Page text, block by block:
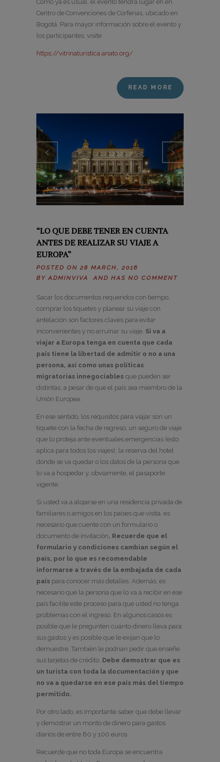
Como ya es usual, el evento tendrá lugar en en
Centro de Convenciones de Corferias, ubicado en
Bogotá. Para mayor información sobre el evento y
los participantes, visite
https://vitrinaturistica.anato.org/
READ MORE
Previo
us
Next
“LO QUE DEBE TENER EN CUENTA
ANTES DE REALIZAR SU VIAJE A
EUROPA”
POSTED ON 28 MARCH, 2016
BYADMINVIVA AND HAS NO COMMENT
Sacar los documentos requeridos con tiempo,
comprar los tiquetes y planear su viaje con
antelación son factores claves para evitar
inconvenientes y no arruinar su viaje. Si va a
viajar a Europa tenga en cuenta que cada
país tiene la libertad de admitir o no a una
persona, así como unas políticas
migratorias innegociables que pueden ser
distintas, a pesar de que el país sea miembro de la
Unión Europea.
En ese sentido, los requisitos para viajar son un
tiquete con la fecha de regreso, un seguro de viaje
que lo proteja ante eventuales emergencias (esto
aplica para todos los viajes), la reserva del hotel
donde se va quedar o los datos de la persona que
lo va a hospedar y, obviamente, el pasaporte
vigente.
Si usted va a alojarse en una residencia privada de
familiares o amigos en los países que visita, es
necesario que cuente con un formulario o
documento de invitación. Recuerde que el
formulario y condiciones cambian según el
país, por lo que es recomendable
informarse a través de la embajada de cada
país para conocer más detalles. Además, es
necesario que la persona que lo va a recibir en ese
país facilite este proceso para que usted no tenga
problemas con el ingreso. En algunos casos es
posible que le pregunten cuánto dinero lleva para
sus gastos y es posible que le exijan que lo
demuestre. También le podrían pedir que enseñe
sus tarjetas de crédito. Debe demostrar que es
un turista con toda la documentación y que
no va a quedarse en ese país más del tiempo
permitido.
Por otro lado, es importante saber que debe llevar
y demostrar un monto de dinero para gastos
diarios de entre 80 y 100 euros.
Recuerde que no toda Europa se encuentra